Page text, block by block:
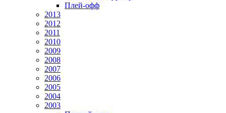
Плей-офф
2013
2012
2011
2010
2009
2008
2007
2006
2005
2004
2003